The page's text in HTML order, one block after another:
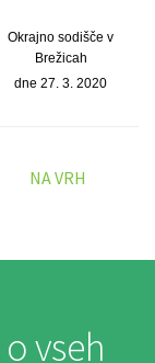
Okrajno sodišče v
Brežicah
dne 27. 3. 2020
NA VRH
o vseh